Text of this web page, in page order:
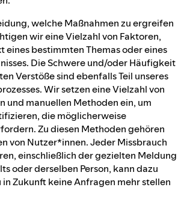
für das Gesetz über
Dienste
welche Maßnahmen zu ergreifen
wir eine Vielzahl von Faktoren,
eines bestimmten Themas oder eines
Die Schwere und/oder Häufigkeit
Verstöße sind ebenfalls Teil unseres
Wir setzen eine Vielzahl von
und manuellen Methoden ein, um
die möglicherweise
Zu diesen Methoden gehören
von Nutzer*innen. Jeder Missbrauch
einschließlich der gezielten Meldung
oder derselben Person, kann dazu
in Zukunft keine Anfragen mehr stellen